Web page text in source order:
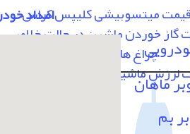
قیمت میتسوبیشی کلیپس کراس
گاز خوردن ماشین در حالت خلاص
چراغ های پشت آمپر
ماشین در سرعت 80 به بالا
ماهان
بم
امداد